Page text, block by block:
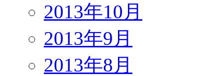
2013年10月
2013年9月
2013年8月